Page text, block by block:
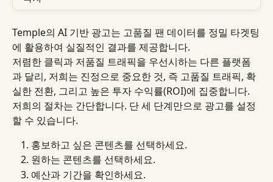
Temple의 AI 기반 광고는 고품질 팬 데이터를 정밀 타겟팅
에 활용하여 실질적인 결과를 제공합니다.
저렴한 클릭과 저품질 트래픽을 우선시하는 다른 플랫폼
과 달리, 저희는 진정으로 중요한 것, 즉 고품질 트래픽, 확
실한 전환, 그리고 높은 투자 수익률(ROI)에 집중합니다.
저희의 절차는 간단합니다. 단 세 단계만으로 광고를 설정
할 수 있습니다.
홍보하고 싶은 콘텐츠를 선택하세요.
원하는 콘텐츠를 선택하세요.
예산과 기간을 확인하세요.